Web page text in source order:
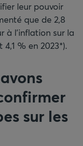
leur pouvoir
que de 2,8
à l’inflation sur la
% en 2023*).
sur les